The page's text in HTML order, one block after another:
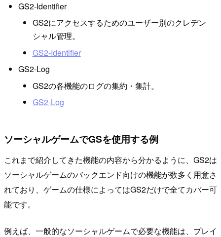
GS2-Identifier
GS2にアクセスするためのユーザー別のクレデン
シャル管理。
GS2-Identifier
GS2-Log
GS2の各機能のログの集約・集計。
GS2-Log
ソーシャルゲームでGSを使用する例
これまで紹介してきた機能の内容から分かるように、GS2は
ソーシャルゲームのバックエンド向けの機能が数多く用意さ
れており、ゲームの仕様によってはGS2だけで全てカバー可
能です。
例えば、一般的なソーシャルゲームで必要な機能は、プレイ